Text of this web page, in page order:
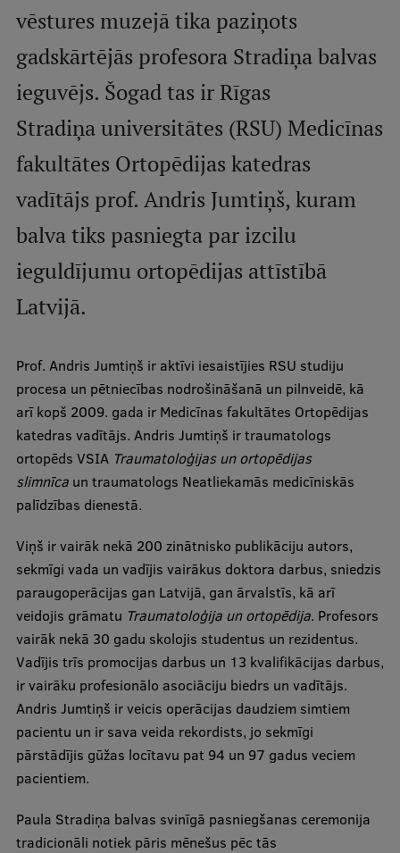
Par RSU
Studentu dzīve
Studiju norises vietas
Fakultātes
Mūsu cilvēki
Stratēģija
Struktūra
Vēsture un tradīcijas
RSU fonds
Aula
Muzeji un ekspozīcijas
Ģerbonis
Projekti
Reitingi
Virtuālā tūre
Ilgtspējīga attīstība
Studiju un vides pieejamība
Dati par 2025. gadu
Suvenīri un grāmatas
vēstures muzejā tika paziņots
gadskārtējās profesora Stradiņa balvas
ieguvējs. Šogad tas ir Rīgas
Stradiņa universitātes (RSU) Medicīnas
fakultātes Ortopēdijas katedras
vadītājs prof. Andris Jumtiņš, kuram
balva tiks pasniegta par izcilu
ieguldījumu ortopēdijas attīstībā
Latvijā.
Prof. Andris Jumtiņš ir aktīvi iesaistījies RSU studiju
procesa un pētniecības nodrošināšanā un pilnveidē, kā
arī kopš 2009. gada ir Medicīnas fakultātes Ortopēdijas
katedras vadītājs. Andris Jumtiņš ir traumatologs
ortopēds VSIA Traumatoloģijas un ortopēdijas
slimnīcaun traumatologs Neatliekamās medicīniskās
palīdzības dienestā.
Viņš ir vairāk nekā 200 zinātnisko publikāciju autors,
sekmīgi vada un vadījis vairākus doktora darbus, sniedzis
paraugoperācijas gan Latvijā, gan ārvalstīs, kā arī
veidojis grāmatu Traumatoloģija un ortopēdija. Profesors
vairāk nekā 30 gadu skolojis studentus un rezidentus.
Vadījis trīs promocijas darbus un 13 kvalifikācijas darbus,
ir vairāku profesionālo asociāciju biedrs un vadītājs.
Andris Jumtiņš ir veicis operācijas daudziem simtiem
pacientu un ir sava veida rekordists, jo sekmīgi
pārstādījis gūžas locītavu pat 94 un 97 gadus veciem
pacientiem.
Paula Stradiņa balvas svinīgā pasniegšanas ceremonija
tradicionāli notiek pāris mēnešus pēc tās